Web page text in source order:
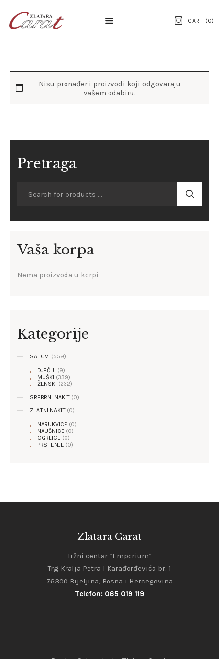
CART (0)
NASLOVNA
O NAMA
ZLATNI NAKIT
Nisu pronađeni proizvodi koji odgovaraju
vašem odabiru.
Pretraga
Vaša korpa
Nema proizvoda u korpi
Kategorije
SATOVI (559)
DJEČIJI (9)
MUŠKI (339)
ŽENSKI (232)
SREBRNI NAKIT (0)
ZLATNI NAKIT (0)
NARUKVICE (0)
NAUŠNICE (0)
OGRLICE (0)
PRSTENJE (0)
Zlatara Carat
Tržni centar “Emporium”
Trg Kralja Petra I Karađorđevića br. 1
76300 Bijeljina, Bosna i Hercegovina
Telefon: 065 019 119